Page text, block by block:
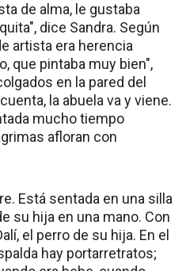
de alma, le gustaba
dice Sandra. Según
artista era herencia
que pintaba muy bien",
en la pared del
la abuela va y viene.
mucho tiempo
afloran con
Está sentada en una silla
su hija en una mano. Con
el perro de su hija. En el
hay portarretratos;